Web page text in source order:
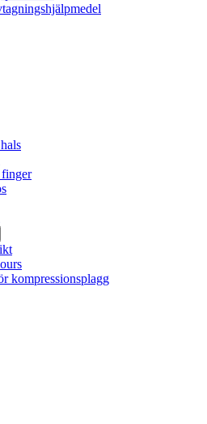
kompressionsplagg